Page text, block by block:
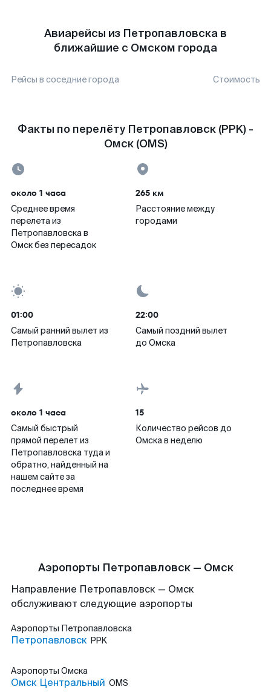
Авиарейсы из Петропавловска в
ближайшие с Омском города
Рейсы в соседние города Стоимость
Факты по перелёту Петропавловск (PPK) -
Омск (OMS)
около 1 часа
Среднее время
перелета из
Петропавловска в
Омск без пересадок
265 км
Расстояние между
городами
01:00
Самый ранний вылет из
Петропавловска
22:00
Самый поздний вылет
до Омска
около 1 часа
Самый быстрый
прямой перелет из
Петропавловска туда и
обратно, найденный на
нашем сайте за
последнее время
15
Количество рейсов до
Омска в неделю
Аэропорты Петропавловск — Омск
Направление Петропавловск — Омск
обслуживают следующие аэропорты
Аэропорты Петропавловска
Петропавловск PPK
Аэропорты Омска
Омск Центральный OMS